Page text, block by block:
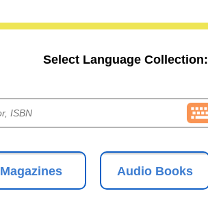
Select Language Collection:
Magazines Audio Books